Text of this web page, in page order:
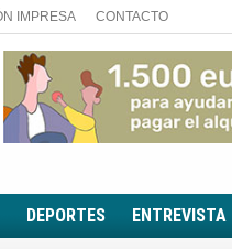
IMPRESA CONTACTO
DEPORTES ENTREVISTA